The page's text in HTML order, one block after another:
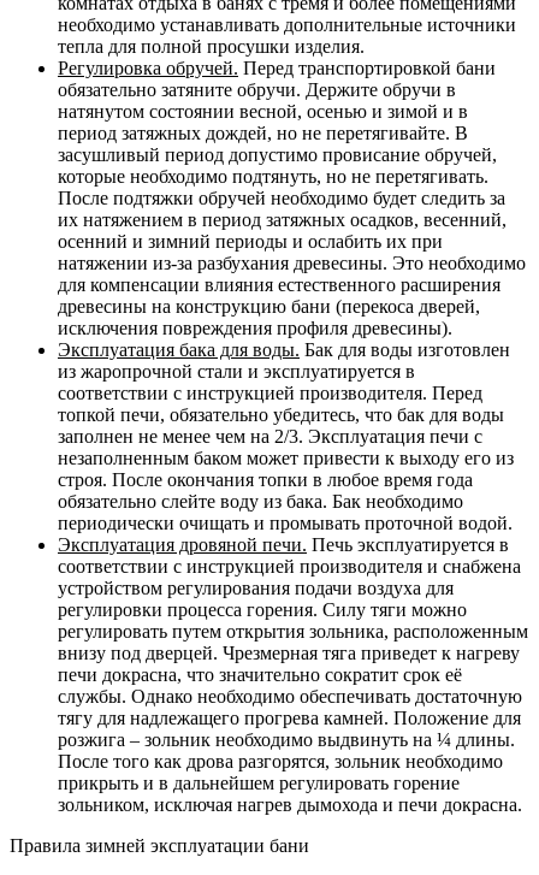
необходимо устанавливать дополнительные источники
тепла для полной просушки изделия.
Регулировка обручей. Перед транспортировкой бани
обязательно затяните обручи. Держите обручи в
натянутом состоянии весной, осенью и зимой и в
период затяжных дождей, но не перетягивайте. В
засушливый период допустимо провисание обручей,
которые необходимо подтянуть, но не перетягивать.
После подтяжки обручей необходимо будет следить за
их натяжением в период затяжных осадков, весенний,
осенний и зимний периоды и ослабить их при
натяжении из-за разбухания древесины. Это необходимо
для компенсации влияния естественного расширения
древесины на конструкцию бани (перекоса дверей,
исключения повреждения профиля древесины).
Эксплуатация бака для воды. Бак для воды изготовлен
из жаропрочной стали и эксплуатируется в
соответствии с инструкцией производителя. Перед
топкой печи, обязательно убедитесь, что бак для воды
заполнен не менее чем на 2/3. Эксплуатация печи с
незаполненным баком может привести к выходу его из
строя. После окончания топки в любое время года
обязательно слейте воду из бака. Бак необходимо
периодически очищать и промывать проточной водой.
Эксплуатация дровяной печи. Печь эксплуатируется в
соответствии с инструкцией производителя и снабжена
устройством регулирования подачи воздуха для
регулировки процесса горения. Силу тяги можно
регулировать путем открытия зольника, расположенным
внизу под дверцей. Чрезмерная тяга приведет к нагреву
печи докрасна, что значительно сократит срок её
службы. Однако необходимо обеспечивать достаточную
тягу для надлежащего прогрева камней. Положение для
розжига – зольник необходимо выдвинуть на ¼ длины.
После того как дрова разгорятся, зольник необходимо
прикрыть и в дальнейшем регулировать горение
зольником, исключая нагрев дымохода и печи докрасна.
Правила зимней эксплуатации бани